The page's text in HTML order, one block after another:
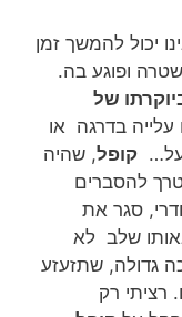
יכול להמשך זמן
ופוגע בה.
של
בדרגה או
קופל, שהיה
להסברים
סגר את
שלב לא
גדולה, שתזעזע
רציתי רק